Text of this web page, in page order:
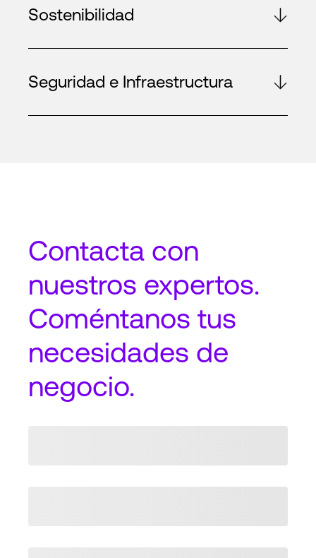
Sostenibilidad
Seguridad e Infraestructura
Contacta con
nuestros expertos.
Coméntanos tus
necesidades de
negocio.